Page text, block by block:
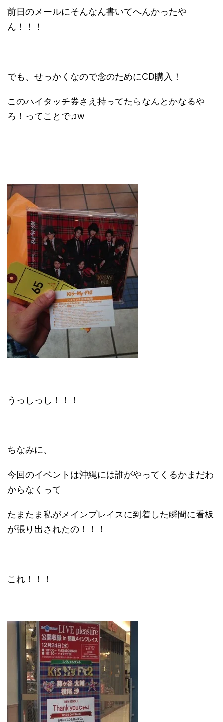
前日のメールにそんなん書いてへんかったや
ん！！！
でも、せっかくなので念のためにCD購入！
このハイタッチ券さえ持ってたらなんとかなるや
ろ！ってことで♫w
うっしっし！！！
ちなみに、
今回のイベントは沖縄には誰がやってくるかまだわ
からなくって
たまたま私がメインプレイスに到着した瞬間に看板
が張り出されたの！！！
これ！！！